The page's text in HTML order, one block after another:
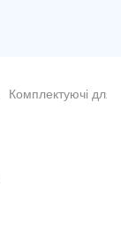
Комплектуючі для